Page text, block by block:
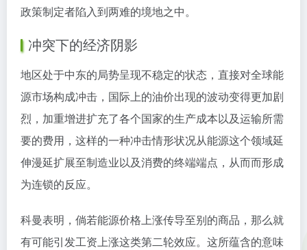
政策制定者陷入到两难的境地之中。
冲突下的经济阴影
地区处于中东的局势呈现不稳定的状态，直接对全球能
源市场构成冲击，国际上的油价出现的波动变得更加剧
烈，加重增进扩充了各个国家的生产成本以及运输所需
要的费用，这样的一种冲击情形状况从能源这个领域延
伸漫延扩展至制造业以及消费的终端端点，从而而形成
为连锁的反应。
科曼表明，倘若能源价格上涨传导至别的商品，那么就
有可能引发工资上涨这类第二轮效应。这所蕴含的意味